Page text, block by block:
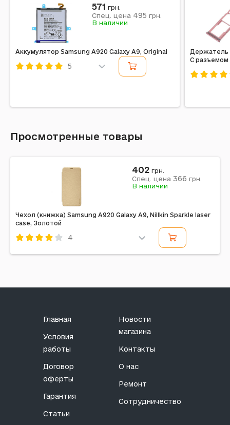
Аккумулятор Samsung A920 Galaxy A9, Original
5
571 грн.
Спец. цена 495 грн.
В наличии
Держатель
С разъемом
Просмотренные товары
Чехол (книжка) Samsung A920 Galaxy A9, Nillkin Sparkle laser
case, Золотой
4
402 грн.
Спец. цена 366 грн.
В наличии
Главная
Условия
работы
Договор
оферты
Гарантия
Статьи
Новости
магазина
Контакты
О нас
Ремонт
Сотрудничество